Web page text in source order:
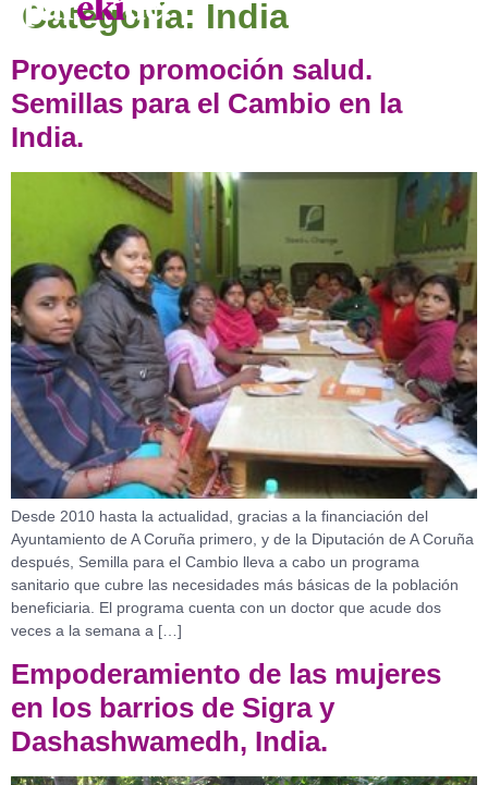
Categoría: India
Proyecto promoción salud.
Semillas para el Cambio en la
India.
Desde 2010 hasta la actualidad, gracias a la financiación del
Ayuntamiento de A Coruña primero, y de la Diputación de A Coruña
después, Semilla para el Cambio lleva a cabo un programa
sanitario que cubre las necesidades más básicas de la población
beneficiaria. El programa cuenta con un doctor que acude dos
veces a la semana a […]
Empoderamiento de las mujeres
en los barrios de Sigra y
Dashashwamedh, India.